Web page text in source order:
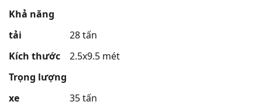
Khả năng
tải
28 tấn
Kích thước
2.5x9.5 mét
Trọng lượng
xe
35 tấn